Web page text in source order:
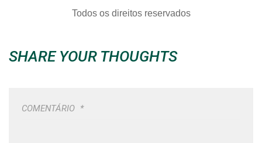
Todos os direitos reservados
SHARE YOUR THOUGHTS
COMENTÁRIO *